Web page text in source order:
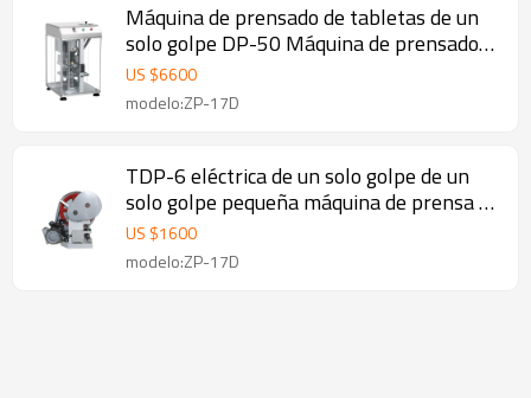
Máquina de prensado de tabletas de un
solo golpe DP-50 Máquina de prensado
de tabletas Máquina de prensado de
pastillas diy
US $6600
modelo:ZP-17D
TDP-6 eléctrica de un solo golpe de un
solo golpe pequeña máquina de prensa de
tabletas para pharma
US $1600
modelo:ZP-17D